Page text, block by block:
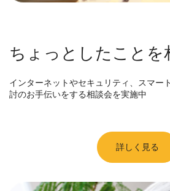
ちょっとしたことを
インターネットやセキュリティ、スマー
討のお手伝いをする相談会を実施中
詳しく見る